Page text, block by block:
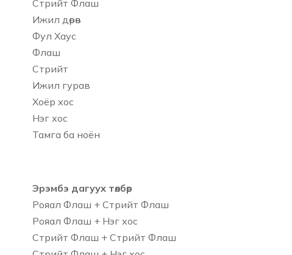
Стрийт Флаш
Ижил дөрөв
Фул Хаус
Флаш
Стрийт
Ижил гурав
Хоёр хос
Нэг хос
Тамга ба ноён
Эрэмбэ дагуух төлбөр
Рояал Флаш + Стрийт Флаш
Рояал Флаш + Нэг хос
Стрийт Флаш + Стрийт Флаш